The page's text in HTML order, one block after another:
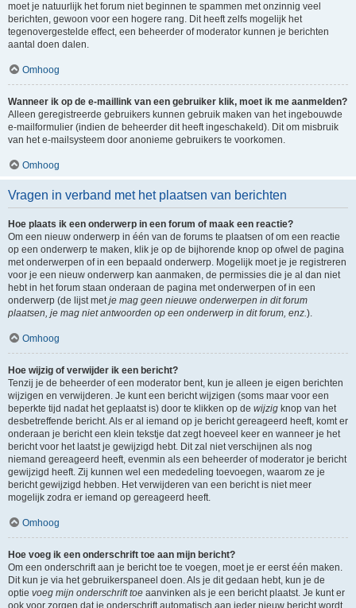
moet je natuurlijk het forum niet beginnen te spammen met onzinnig veel
berichten, gewoon voor een hogere rang. Dit heeft zelfs mogelijk het
tegenovergestelde effect, een beheerder of moderator kunnen je berichten
aantal doen dalen.
Omhoog
Wanneer ik op de e-maillink van een gebruiker klik, moet ik me aanmelden?
Alleen geregistreerde gebruikers kunnen gebruik maken van het ingebouwde
e-mailformulier (indien de beheerder dit heeft ingeschakeld). Dit om misbruik
van het e-mailsysteem door anonieme gebruikers te voorkomen.
Omhoog
Vragen in verband met het plaatsen van berichten
Hoe plaats ik een onderwerp in een forum of maak een reactie?
Om een nieuw onderwerp in één van de forums te plaatsen of om een reactie
op een onderwerp te maken, klik je op de bijhorende knop op ofwel de pagina
met onderwerpen of in een bepaald onderwerp. Mogelijk moet je je registreren
voor je een nieuw onderwerp kan aanmaken, de permissies die je al dan niet
hebt in het forum staan onderaan de pagina met onderwerpen of in een
onderwerp (de lijst metje mag geen nieuwe onderwerpen in dit forum
plaatsen, je mag niet antwoorden op een onderwerp in dit forum, enz.).
Omhoog
Hoe wijzig of verwijder ik een bericht?
Tenzij je de beheerder of een moderator bent, kun je alleen je eigen berichten
wijzigen en verwijderen. Je kunt een bericht wijzigen (soms maar voor een
beperkte tijd nadat het geplaatst is) door te klikken op de wijzig knop van het
desbetreffende bericht. Als er al iemand op je bericht gereageerd heeft, komt er
onderaan je bericht een klein tekstje dat zegt hoeveel keer en wanneer je het
bericht voor het laatst je gewijzigd hebt. Dit zal niet verschijnen als nog
niemand gereageerd heeft, evenmin als een beheerder of moderator je bericht
gewijzigd heeft. Zij kunnen wel een mededeling toevoegen, waarom ze je
bericht gewijzigd hebben. Het verwijderen van een bericht is niet meer
mogelijk zodra er iemand op gereageerd heeft.
Omhoog
Hoe voeg ik een onderschrift toe aan mijn bericht?
Om een onderschrift aan je bericht toe te voegen, moet je er eerst één maken.
Dit kun je via het gebruikerspaneel doen. Als je dit gedaan hebt, kun je de
optie voeg mijn onderschrift toe aanvinken als je een bericht plaatst. Je kunt er
ook voor zorgen dat je onderschrift automatisch aan ieder nieuw bericht wordt